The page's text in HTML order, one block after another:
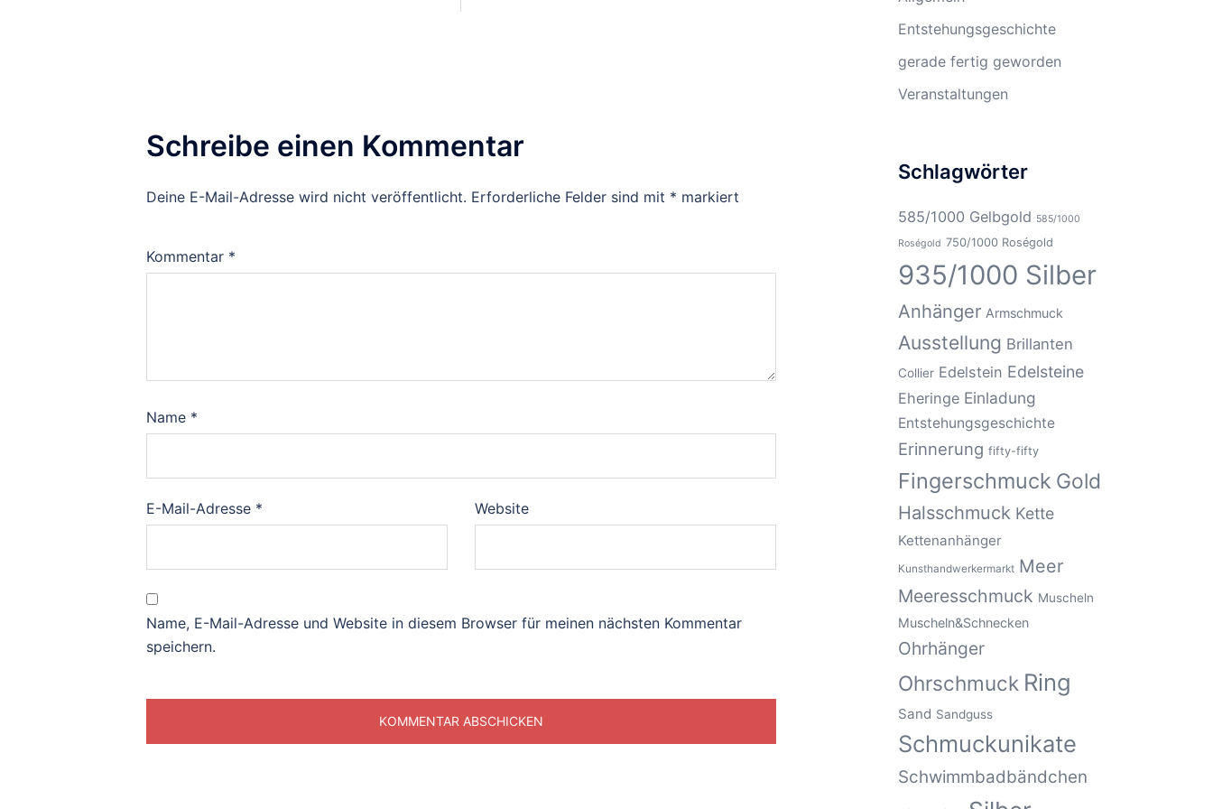
Schreibe einen Kommentar
Deine E-Mail-Adresse wird nicht veröffentlicht. Erforderliche Felder sind mit * markiert
Kommentar *
Name *
E-Mail-Adresse * Website
Name, E-Mail-Adresse und Website in diesem Browser für meinen nächsten Kommentar
speichern.
Entstehungsgeschichte
gerade fertig geworden
Veranstaltungen
Schlagwörter
585/1000 Gelbgold 585/1000
Roségold 750/1000 Roségold
935/1000 Silber
Anhänger Armschmuck
Ausstellung Brillanten
Collier Edelstein Edelsteine
Eheringe Einladung
Entstehungsgeschichte
Erinnerung fifty-fifty
Fingerschmuck Gold
Halsschmuck Kette
Kettenanhänger
Kunsthandwerkermarkt Meer
Meeresschmuck Muscheln
Muscheln&Schnecken
Ohrhänger
Ohrschmuck Ring
Sand Sandguss
Schmuckunikate
Schwimmbadbändchen